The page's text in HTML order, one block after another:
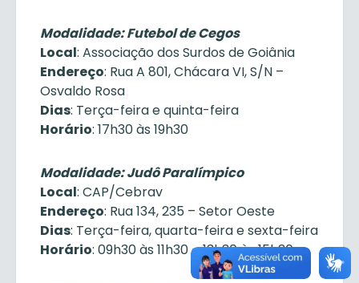
Modalidade: Futebol de Cegos
Local: Associação dos Surdos de Goiânia
Endereço: Rua A 801, Chácara VI, S/N –
Osvaldo Rosa
Dias: Terça-feira e quinta-feira
Horário: 17h30 às 19h30
Modalidade: Judô Paralímpico
Local: CAP/Cebrav
Endereço: Rua 134, 235 – Setor Oeste
Dias: Terça-feira, quarta-feira e sexta-feira
Horário: 09h30 às 11h30 – 13h30 às 15h30